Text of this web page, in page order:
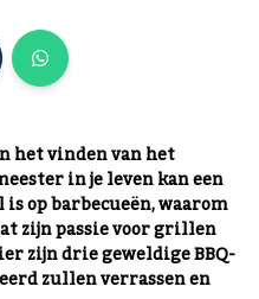
het vinden van het
in je leven kan een
op barbecueën, waarom
zijn passie voor grillen
zijn drie geweldige BBQ-
zullen verrassen en